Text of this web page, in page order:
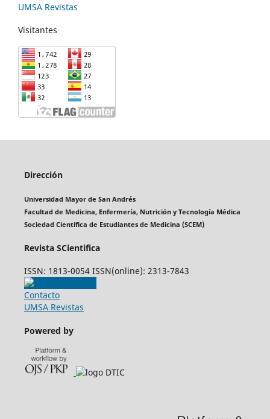
UMSA Revistas
Visitantes
Dirección
Universidad Mayor de San Andrés
Facultad de Medicina, Enfermería, Nutrición y Tecnología Médica
Sociedad Cientifica de Estudiantes de Medicina (SCEM)
Revista SCientifica
ISSN: 1813-0054 ISSN(online): 2313-7843
Contacto
UMSA Revistas
Powered by